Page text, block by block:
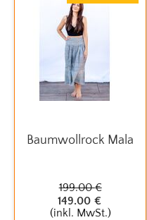
Baumwollrock Mala
199.00 €
149.00 €
(inkl. MwSt.)